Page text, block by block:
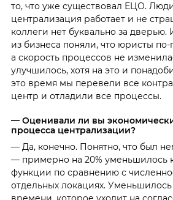
то, что уже существовал ЕЦО.
централизация работает и не
коллеги нет буквально за дверью.
из бизнеса поняли, что юристы
а скорость процессов не
улучшилось, хотя на это и
это время мы перевели все
центр и отладили все процессы.
— Оценивали ли вы
процесса централизации?
— Да, конечно. Понятно, что был
— примерно на 20% уменьшилось
функции по сравнению с
отдельных локациях.